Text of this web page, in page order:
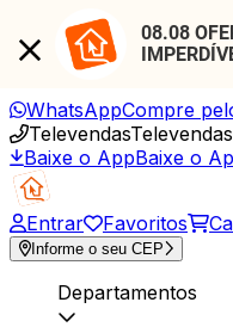
08.08
WhatsAppCompre
TelevendasTelevendas
Baixe o AppBaixe o
Entrar Favoritos
Informe o seu CEP
Departamentos